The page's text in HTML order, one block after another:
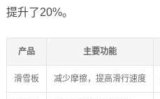
提升了20%。
产品 主要功能
滑雪板 减少摩擦，提高滑行速度